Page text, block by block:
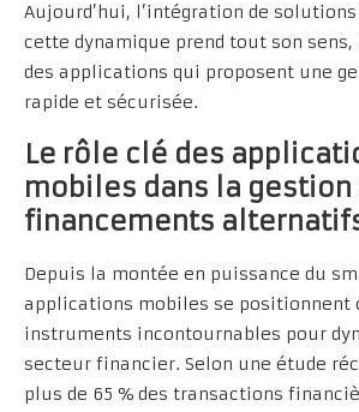
Aujourd’hui, l’intégration de
cette dynamique prend tout son
des applications qui proposent une
rapide et sécurisée.
Le rôle clé des
mobiles dans la gestion
financements
Depuis la montée en puissance du
applications mobiles se positionnent
instruments incontournables pour
secteur financier. Selon une étude
plus de 65 % des transactions